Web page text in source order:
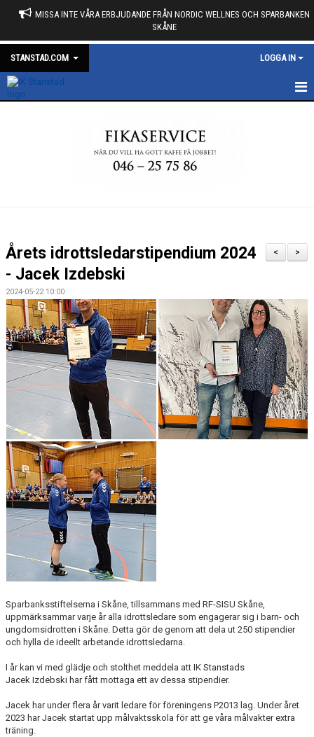
MISSA INTE VÅRA ERBJUDANDE FRÅN NORDIC WELLNES OCH SPARBANKEN
SKÅNE
STANSTAD.COM LOGGA IN
OM KLUBBEN
DUNROSS FÖRENING
KONTAKT
>
<
Årets idrottsledarstipendium 2024
- Jacek Izdebski
2024-05-22 10:00
Sparbanksstiftelserna i Skåne, tillsammans med RF-SISU Skåne,
uppmärksammar varje år alla idrottsledare som engagerar sig i barn- och
ungdomsidrotten i Skåne. Detta gör de genom att dela ut 250 stipendier
och hylla de ideellt arbetande idrottsledarna.
I år kan vi med glädje och stolthet meddela att IK Stanstads
Jacek Izdebski har fått mottaga ett av dessa stipendier.
Jacek har under flera år varit ledare för föreningens P2013 lag. Under året
2023 har Jacek startat upp målvaktsskola för att ge våra målvakter extra
träning.